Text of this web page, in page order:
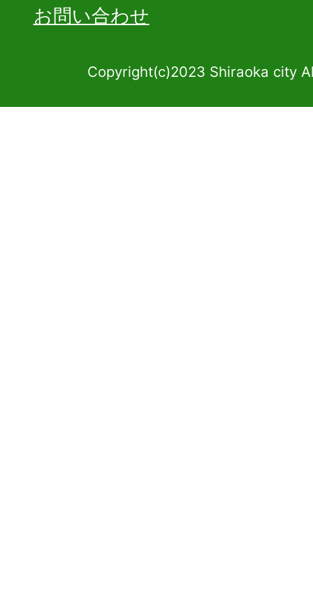
お問い合わせ
Copyright(c)2023 Shiraoka city